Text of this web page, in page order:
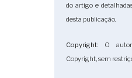
do artigo e
desta publicação.
Copyright: O
Copyright, sem